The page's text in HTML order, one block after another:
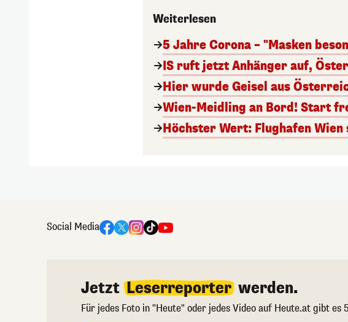
Weiterlesen
5 Jahre Corona – "Masken
IS ruft jetzt Anhänger auf,
Hier wurde Geisel aus
Wien-Meidling an Bord! Start
Höchster Wert: Flughafen
Social Media
Jetzt Leserreporter werden.
Für jedes Foto in "Heute" oder jedes Video auf Heute.at gibt es